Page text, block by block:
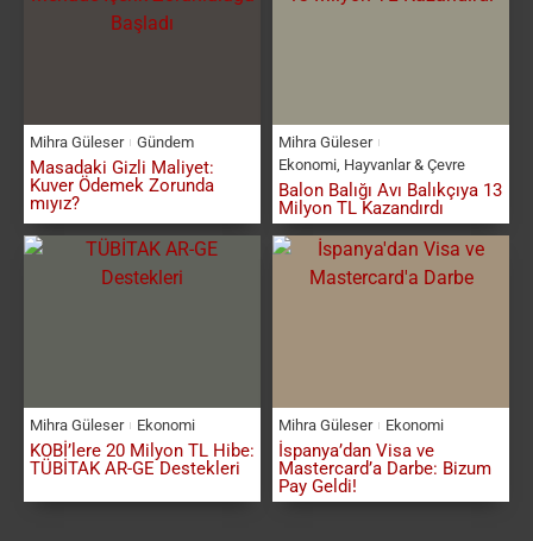
Mihra Güleser Gündem
Masadaki Gizli Maliyet:
Kuver Ödemek Zorunda
mıyız?
Mihra Güleser
Ekonomi, Hayvanlar & Çevre
Balon Balığı Avı Balıkçıya 13
Milyon TL Kazandırdı
Mihra Güleser Ekonomi
KOBİ’lere 20 Milyon TL Hibe:
TÜBİTAK AR-GE Destekleri
Mihra Güleser Ekonomi
İspanya’dan Visa ve
Mastercard’a Darbe: Bizum
Pay Geldi!